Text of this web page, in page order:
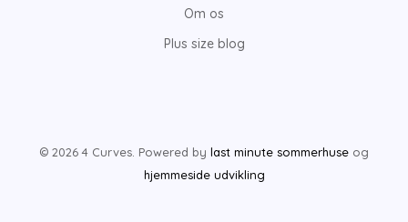
Om os
Plus size blog
© 2026 4 Curves. Powered by last minute sommerhuse og
hjemmeside udvikling